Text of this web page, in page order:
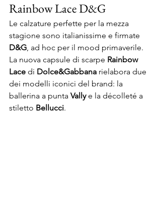
Rainbow Lace D&G
Le calzature perfette per la mezza
stagione sono italianissime e firmate
D&G, ad hoc per il mood primaverile.
La nuova capsule di scarpe Rainbow
Lace di Dolce&Gabbana rielabora due
dei modelli iconici del brand: la
ballerina a punta Vally e la décolleté a
stiletto Bellucci.